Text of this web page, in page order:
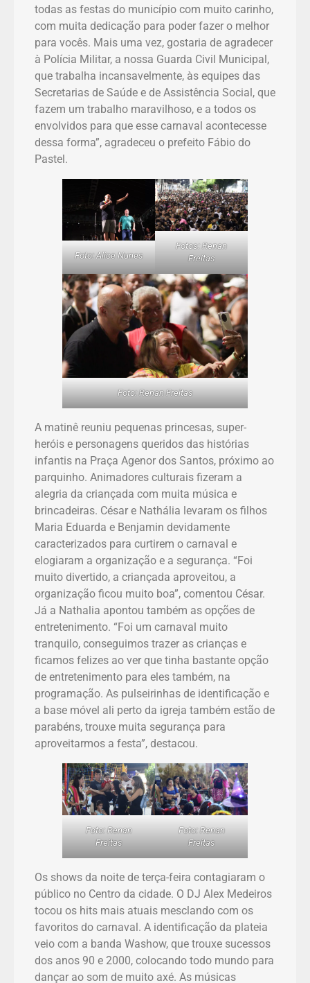
todas as festas do município com muito carinho,
com muita dedicação para poder fazer o melhor
para vocês. Mais uma vez, gostaria de agradecer
à Polícia Militar, a nossa Guarda Civil Municipal,
que trabalha incansavelmente, às equipes das
Secretarias de Saúde e de Assistência Social, que
fazem um trabalho maravilhoso, e a todos os
envolvidos para que esse carnaval acontecesse
dessa forma”, agradeceu o prefeito Fábio do
Pastel.
Foto: Alice Nunes
Fotos: Renan
Freitas
Foto: Renan Freitas
A matinê reuniu pequenas princesas, super-
heróis e personagens queridos das histórias
infantis na Praça Agenor dos Santos, próximo ao
parquinho. Animadores culturais fizeram a
alegria da criançada com muita música e
brincadeiras. César e Nathália levaram os filhos
Maria Eduarda e Benjamin devidamente
caracterizados para curtirem o carnaval e
elogiaram a organização e a segurança. “Foi
muito divertido, a criançada aproveitou, a
organização ficou muito boa”, comentou César.
Já a Nathalia apontou também as opções de
entretenimento. “Foi um carnaval muito
tranquilo, conseguimos trazer as crianças e
ficamos felizes ao ver que tinha bastante opção
de entretenimento para eles também, na
programação. As pulseirinhas de identificação e
a base móvel ali perto da igreja também estão de
parabéns, trouxe muita segurança para
aproveitarmos a festa”, destacou.
Foto: Renan
Freitas
Foto: Renan
Freitas
Os shows da noite de terça-feira contagiaram o
público no Centro da cidade. O DJ Alex Medeiros
tocou os hits mais atuais mesclando com os
favoritos do carnaval. A identificação da plateia
veio com a banda Washow, que trouxe sucessos
dos anos 90 e 2000, colocando todo mundo para
dançar ao som de muito axé. As músicas